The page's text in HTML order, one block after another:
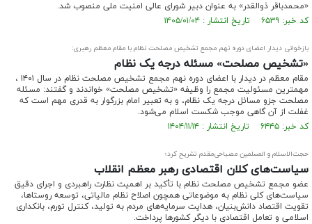
«محمدباقر ذوالقدر» به عنوان دبیر شورای عالی امنیت ملی منصوب شد.
کد خبر: ۶۵۳۹ تاریخ انتشار : ۱۴۰۵/۰۱/۰۴
بازخوانی دیدار اعضای دوره نهم مجمع تشخیص مصلحت نظام با مقام معظم رهبری:
«تشخیص مصلحت» مسئله درجه یک نظام
مقام معظم در دیدار با اعضای دوره نهم مجمع تشخیص مصلحت نظام در سال ۱۴۰۱ ،
مهمترین مسئولیت مجمع را وظیفه «تشخیص مصلحت» خواندند و گفتند: مسئله
مصلحت جزو مسائل درجه یک نظام، و به تعبیر امام بزرگوار به قدری مهم است که
غفلت از آن گاهی موجب شکست اسلام می‌شود.
کد خبر: ۶۴۴۵ تاریخ انتشار : ۱۴۰۴/۱۱/۱۴
حجت‌الاسلام و المسلمین مصباحی‌مقدم تشریح کرد؛
سیاست‌های کلان اقتصادی رهبر معظم انقلاب
عضو مجمع تشخیص مصلحت نظام با تأکید بر اهمیت نظارت راهبردی و اجرای دقیق
سیاست‌های کلی نظام به موضوعاتی همچون اصلاح نظام مالیاتی، توسعه روستاها،
تقویت اقتصاد دانش‌بنیان، هدایت سرمایه‌های مردم به تولید، کنترل تورم، بانکداری
اسلامی و تعامل اقتصادی با دیگر کشورها پرداخت.